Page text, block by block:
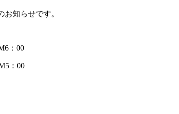
お知らせです。
：00
：00